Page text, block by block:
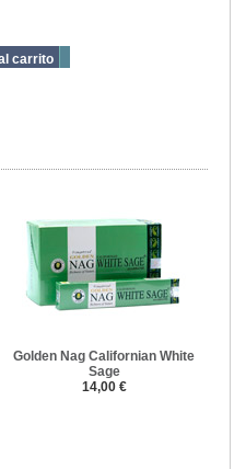
carrito
Golden Nag Californian White
Sage
14,00 €